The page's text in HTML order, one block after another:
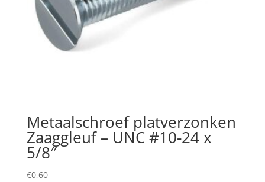
Metaalschroef platverzonken
Zaaggleuf – UNC #10-24 x
5/8″
€0,60